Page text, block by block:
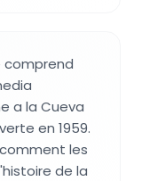
comprend
a la Cueva
en 1959.
les
de la